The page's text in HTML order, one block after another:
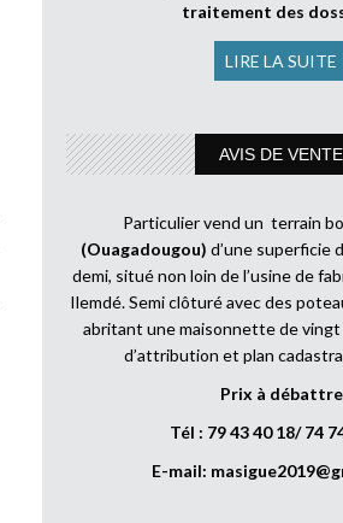
traitement des
LIRE LA SUITE
AVIS DE VENTE
Particulier vend un terrain
(Ouagadougou) d’une superficie
demi, situé non loin de l’usine de
Ilemdé. Semi clôturé avec des
abritant une maisonnette de
d’attribution et plan
Prix à débattre
Tél : 79 43 40 18/ 74
E-mail: